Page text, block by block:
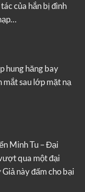
của hắn bị đình
hung hăng bay
mắt sau lớp mặt nạ
Minh Tu – Đại
qua một đại
này đấm cho bại